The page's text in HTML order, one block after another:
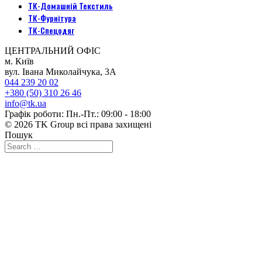
ТК-Домашній Текстиль
ТК-Фурнітура
ТК-Спецодяг
ЦЕНТРАЛЬНИЙ ОФІС
м. Київ
вул. Івана Миколайчука, 3А
044 239 20 02
+380 (50) 310 26 46
info@tk.ua
Графік роботи: Пн.-Пт.: 09:00 - 18:00
© 2026 TK Group всі права захищені
Пошук